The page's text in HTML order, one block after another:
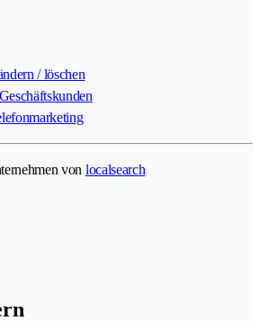
/ löschen
von localsearch